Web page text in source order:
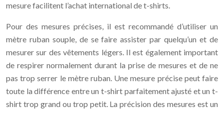
mesure facilitent l’achat international de t-shirts.
Pour des mesures précises, il est recommandé d’utiliser un
mètre ruban souple, de se faire assister par quelqu’un et de
mesurer sur des vêtements légers. Il est également important
de respirer normalement durant la prise de mesures et de ne
pas trop serrer le mètre ruban. Une mesure précise peut faire
toute la différence entre un t-shirt parfaitement ajusté et un t-
shirt trop grand ou trop petit. La précision des mesures est un